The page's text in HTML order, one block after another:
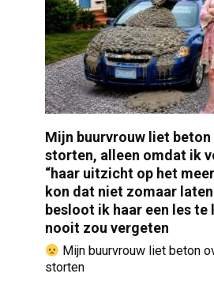
Mijn buurvrouw liet
storten, alleen omdat ik
“haar uitzicht op het
kon dat niet zomaar
besloot ik haar een les te
nooit zou vergeten
Mijn buurvrouw liet beton
storten